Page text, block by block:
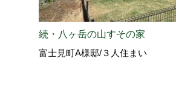
続・八ヶ岳の山すその家
富士見町A様邸/３人住まい